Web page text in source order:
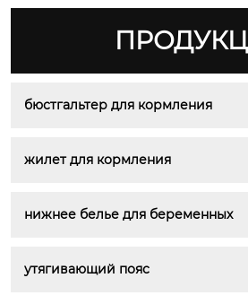
бюстгальтер для кормления
жилет для кормления
нижнее белье для беременных
утягивающий пояс